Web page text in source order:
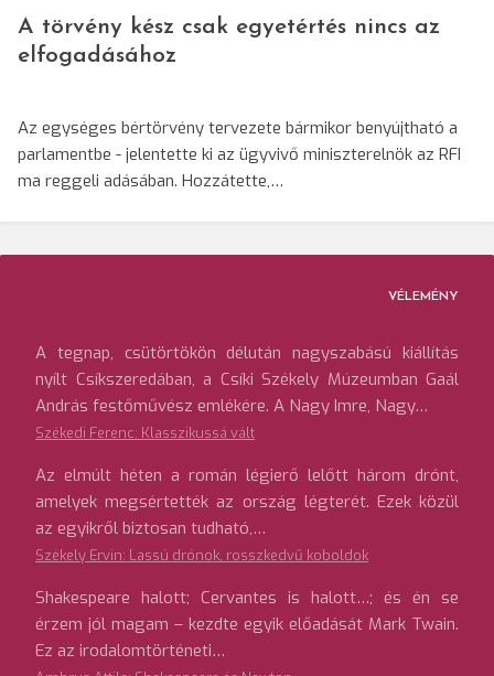
A törvény kész csak egyetértés nincs az
elfogadásához
Az egységes bértörvény tervezete bármikor benyújtható a
parlamentbe - jelentette ki az ügyvivő miniszterelnök az RFI
ma reggeli adásában. Hozzátette,…
VÉLEMÉNY
A tegnap, csütörtökön délután nagyszabású kiállítás
nyílt Csíkszeredában, a Csíki Székely Múzeumban Gaál
András festőművész emlékére. A Nagy Imre, Nagy…
Székedi Ferenc: Klasszikussá vált
Az elmúlt héten a román légierő lelőtt három drónt,
amelyek megsértették az ország légterét. Ezek közül
az egyikről biztosan tudható,…
Székely Ervin: Lassú drónok, rosszkedvű koboldok
Shakespeare halott; Cervantes is halott…; és én se
érzem jól magam – kezdte egyik előadását Mark Twain.
Ez az irodalomtörténeti…